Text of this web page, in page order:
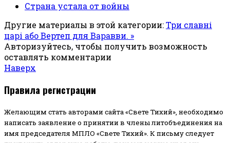
Страна устала от войны
Другие материалы в этой категории:Три славні
царі або Вертеп для Варавви. »
Авторизуйтесь, чтобы получить возможность
оставлять комментарии
Наверх
Правила регистрации
Желающим стать авторами сайта «Свете Тихий», необходимо
написать заявление о принятии в члены литобъединения на
имя председателя МПЛО «Свете Тихий». К письму следует